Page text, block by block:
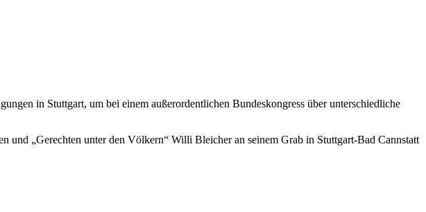
in Stuttgart, um bei einem außerordentlichen Bundeskongress über unterschiedliche
und „Gerechten unter den Völkern“ Willi Bleicher an seinem Grab in Stuttgart-Bad Cannstatt